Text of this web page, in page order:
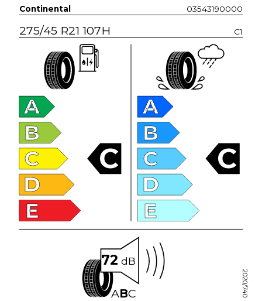
Continental 03543190000
275/45 R21 107H C1
A
B
C
D
E
C
A
B
C
D
E
C
72 dB
ABC 2020/740